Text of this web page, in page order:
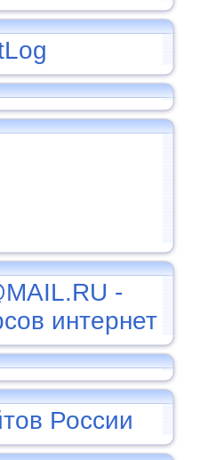
России